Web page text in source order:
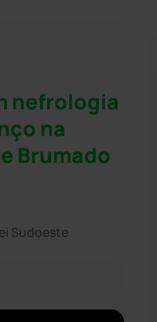
nefrologia
na
Brumado
Sudoeste